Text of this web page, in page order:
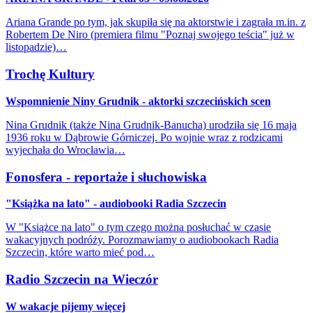
Ariana Grande po tym, jak skupiła się na aktorstwie i zagrała m.in. z
Robertem De Niro (premiera filmu "Poznaj swojego teścia" już w
listopadzie)…
Trochę Kultury
Wspomnienie Niny Grudnik - aktorki szczecińskich scen
Nina Grudnik (także Nina Grudnik-Banucha) urodziła się 16 maja
1936 roku w Dąbrowie Górniczej. Po wojnie wraz z rodzicami
wyjechała do Wrocławia…
Fonosfera - reportaże i słuchowiska
"Książka na lato" - audiobooki Radia Szczecin
W "Książce na lato" o tym czego można posłuchać w czasie
wakacyjnych podróży. Porozmawiamy o audiobookach Radia
Szczecin, które warto mieć pod…
Radio Szczecin na Wieczór
W wakacje pijemy więcej